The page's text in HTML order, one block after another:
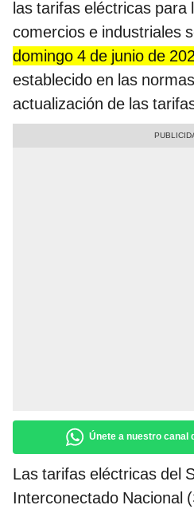
las tarifas eléctricas para
comercios e industriales
domingo 4 de junio de
establecido en las
actualización de las
Únete a nuestro canal
Las tarifas eléctricas del
Interconectado Nacional